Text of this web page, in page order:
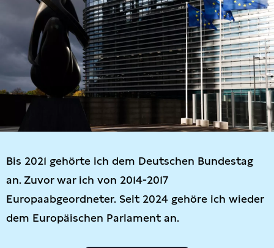
Bis 2021 gehörte ich dem Deutschen Bundestag
an. Zuvor war ich von 2014-2017
Europaabgeordneter. Seit 2024 gehöre ich wieder
dem Europäischen Parlament an.